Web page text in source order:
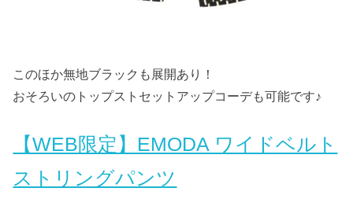
このほか無地ブラックも展開あり！
おそろいのトップストセットアップコーデも可能です♪
【WEB限定】EMODA ワイドベルト
ストリングパンツ